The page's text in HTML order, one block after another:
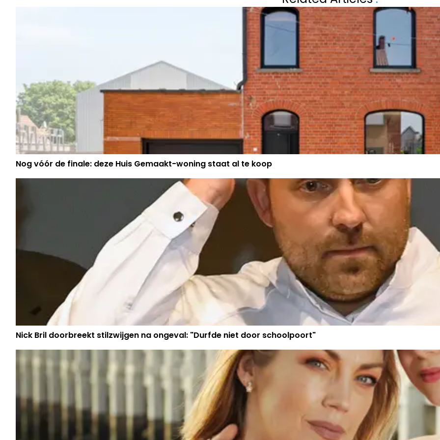
SLACHTOFFERS VERLIEZEN DUIZENDEN EURO’S
Nog vóór de finale: deze Huis Gemaakt-woning staat al te koop
Nick Bril doorbreekt stilzwijgen na ongeval: "Durfde niet door schoolpoort"